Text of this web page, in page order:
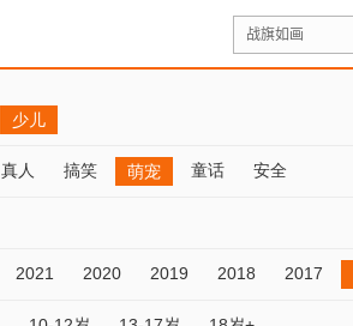
少儿
真人 搞笑 萌宠 童话 安全
2021 2020 2019 2018 2017